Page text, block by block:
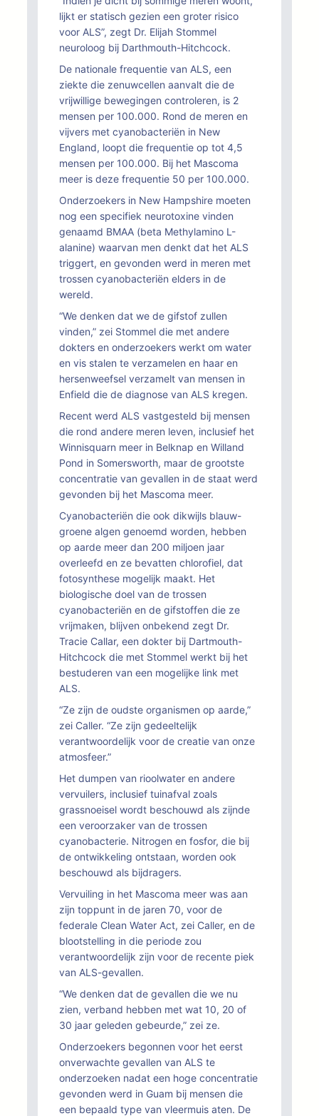
lijkt er statisch gezien een groter risico
voor ALS”, zegt Dr. Elijah Stommel
neuroloog bij Darthmouth-Hitchcock.
De nationale frequentie van ALS, een
ziekte die zenuwcellen aanvalt die de
vrijwillige bewegingen controleren, is 2
mensen per 100.000. Rond de meren en
vijvers met cyanobacteriën in New
England, loopt die frequentie op tot 4,5
mensen per 100.000. Bij het Mascoma
meer is deze frequentie 50 per 100.000.
Onderzoekers in New Hampshire moeten
nog een specifiek neurotoxine vinden
genaamd BMAA (beta Methylamino L-
alanine) waarvan men denkt dat het ALS
triggert, en gevonden werd in meren met
trossen cyanobacteriën elders in de
wereld.
“We denken dat we de gifstof zullen
vinden,” zei Stommel die met andere
dokters en onderzoekers werkt om water
en vis stalen te verzamelen en haar en
hersenweefsel verzamelt van mensen in
Enfield die de diagnose van ALS kregen.
Recent werd ALS vastgesteld bij mensen
die rond andere meren leven, inclusief het
Winnisquarn meer in Belknap en Willand
Pond in Somersworth, maar de grootste
concentratie van gevallen in de staat werd
gevonden bij het Mascoma meer.
Cyanobacteriën die ook dikwijls blauw-
groene algen genoemd worden, hebben
op aarde meer dan 200 miljoen jaar
overleefd en ze bevatten chlorofiel, dat
fotosynthese mogelijk maakt. Het
biologische doel van de trossen
cyanobacteriën en de gifstoffen die ze
vrijmaken, blijven onbekend zegt Dr.
Tracie Callar, een dokter bij Dartmouth-
Hitchcock die met Stommel werkt bij het
bestuderen van een mogelijke link met
ALS.
“Ze zijn de oudste organismen op aarde,”
zei Caller. “Ze zijn gedeeltelijk
verantwoordelijk voor de creatie van onze
atmosfeer.”
Het dumpen van rioolwater en andere
vervuilers, inclusief tuinafval zoals
grassnoeisel wordt beschouwd als zijnde
een veroorzaker van de trossen
cyanobacterie. Nitrogen en fosfor, die bij
de ontwikkeling ontstaan, worden ook
beschouwd als bijdragers.
Vervuiling in het Mascoma meer was aan
zijn toppunt in de jaren 70, voor de
federale Clean Water Act, zei Caller, en de
blootstelling in die periode zou
verantwoordelijk zijn voor de recente piek
van ALS-gevallen.
“We denken dat de gevallen die we nu
zien, verband hebben met wat 10, 20 of
30 jaar geleden gebeurde,” zei ze.
Onderzoekers begonnen voor het eerst
onverwachte gevallen van ALS te
onderzoeken nadat een hoge concentratie
gevonden werd in Guam bij mensen die
een bepaald type van vleermuis aten. De